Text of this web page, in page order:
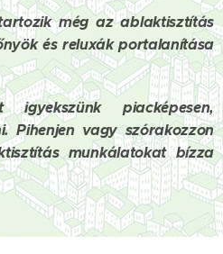
még azablaktisztítás
és reluxák portalanítása
igyekszünk piacképesen,
Pihenjen vagy szórakozzon
munkálatokat bízza